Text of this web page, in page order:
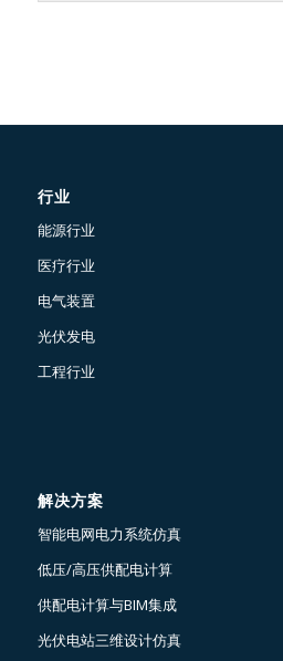
行业
能源行业
医疗行业
电气装置
光伏发电
工程行业
解决方案
智能电网电力系统仿真
低压/高压供配电计算
供配电计算与BIM集成
光伏电站三维设计仿真